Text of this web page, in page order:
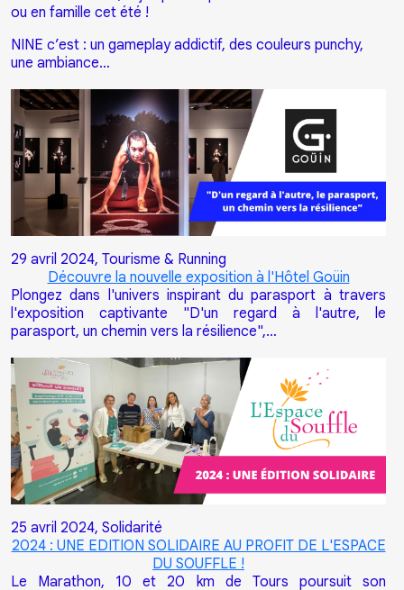
ou en famille cet été !
NINE c’est : un gameplay addictif, des couleurs punchy,
une ambiance…
29 avril 2024, Tourisme & Running
Découvre la nouvelle exposition à l'Hôtel Goüin
Plongez dans l'univers inspirant du parasport à travers
l'exposition captivante "D'un regard à l'autre, le
parasport, un chemin vers la résilience",…
25 avril 2024, Solidarité
2024 : UNE EDITION SOLIDAIRE AU PROFIT DE L'ESPACE
DU SOUFFLE !
Le Marathon, 10 et 20 km de Tours poursuit son